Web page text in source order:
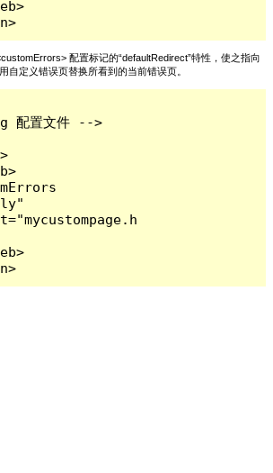
配置标记的“defaultRedirect”特性，使之指向
自定义错误页替换所看到的当前错误页。
配置文件 -->